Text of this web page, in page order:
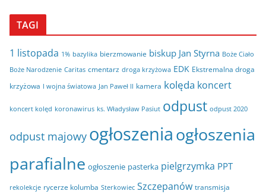
c
w
a
TAGI
1 listopada 1% bazylika bierzmowanie biskup Jan Styrna Boże Ciało
Boże Narodzenie Caritas cmentarz droga krzyżowa EDK Ekstremalna droga
krzyżowa I wojna światowa Jan Paweł II kamera kolęda koncert
koncert kolęd koronawirus ks. Władysław Pasiut odpust odpust 2020
odpust majowy ogłoszeniaogłoszenia
parafialne ogłoszenie pasterka pielgrzymka PPT
rekolekcje rycerze kolumba Sterkowiec Szczepanów transmisja